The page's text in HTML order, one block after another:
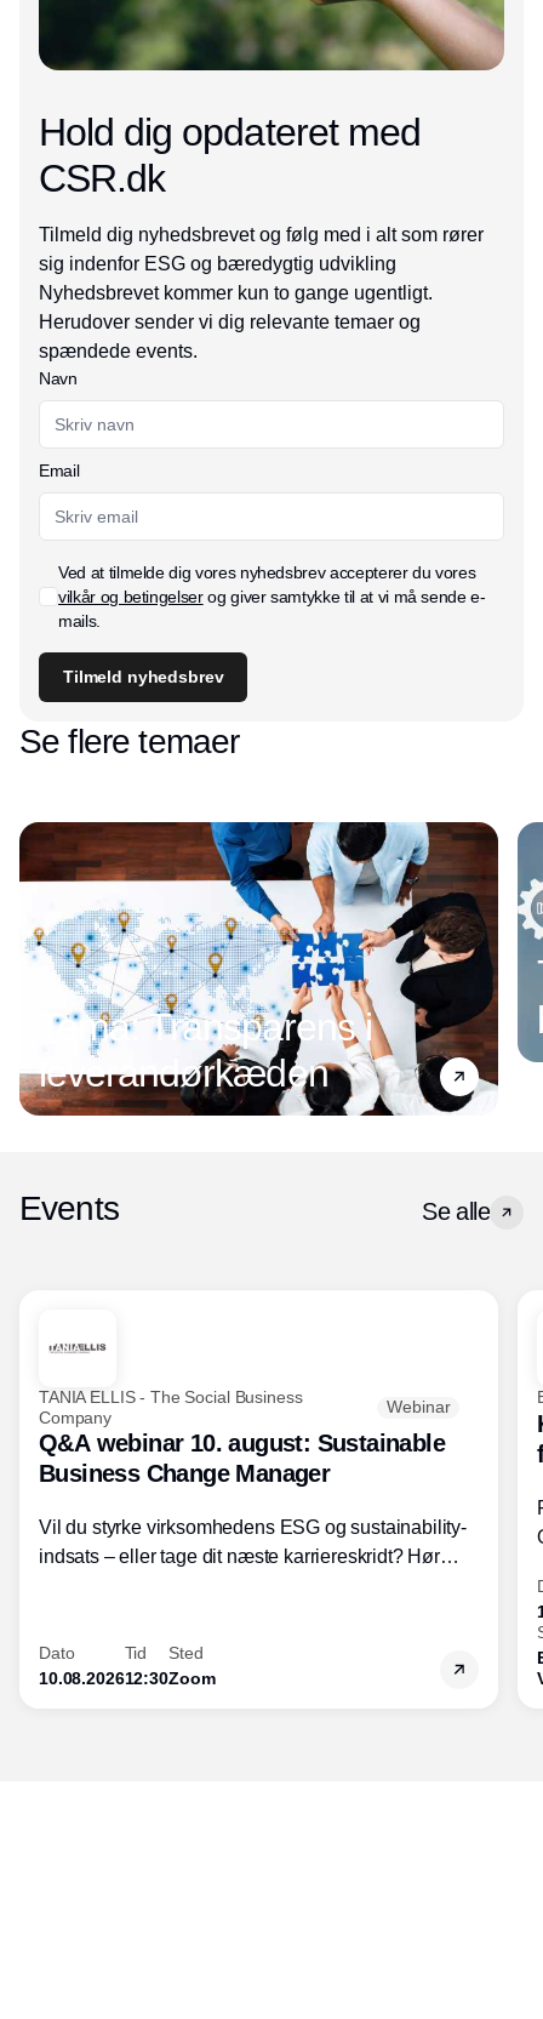
Hold dig opdateret med
CSR.dk
Tilmeld dig nyhedsbrevet og følg med i alt som rører
sig indenfor ESG og bæredygtig udvikling
Nyhedsbrevet kommer kun to gange ugentligt.
Herudover sender vi dig relevante temaer og
spændede events.
Navn
Email
Ved at tilmelde dig vores nyhedsbrev accepterer du vores
vilkår og betingelserog giver samtykke til at vi må sende e-
mails.
Tilmeld nyhedsbrev
Se flere temaer
Tema: Transparens i
leverandørkæden
Events Se alle
TANIA ELLIS - The Social Business
Company
Webinar
Q&A webinar 10. august: Sustainable
Business Change Manager
Vil du styrke virksomhedens ESG og sustainability-
indsats – eller tage dit næste karriereskridt? Hør
inden for bæredygtig forretningsudvikling - så du
skaber værdi for både samfund og bundlinje.
Dato
10.08.2026
Tid
12:30
Sted
Zoom